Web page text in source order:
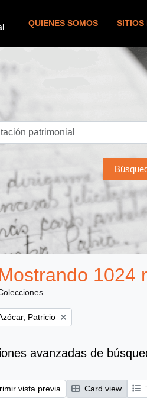
QUIENES SOMOS SITIOS
1024
filter: Patricio
avanzadas de
vista previa Card view